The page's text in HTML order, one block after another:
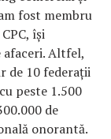
fost membru
își
afaceri. Altfel,
de 10 federații
peste 1.500
de
onorantă.